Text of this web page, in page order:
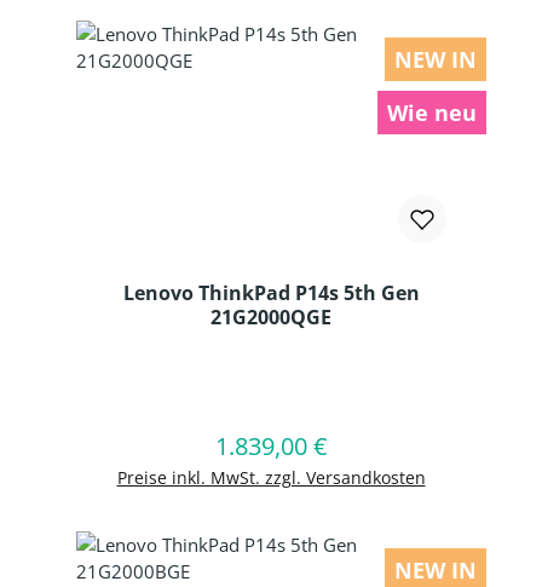
NEW IN
Wie neu
Lenovo ThinkPad P14s 5th Gen
21G2000QGE
Regulärer Preis:
1.839,00 €
Preise inkl. MwSt. zzgl. Versandkosten
In den Warenkorb
NEW IN